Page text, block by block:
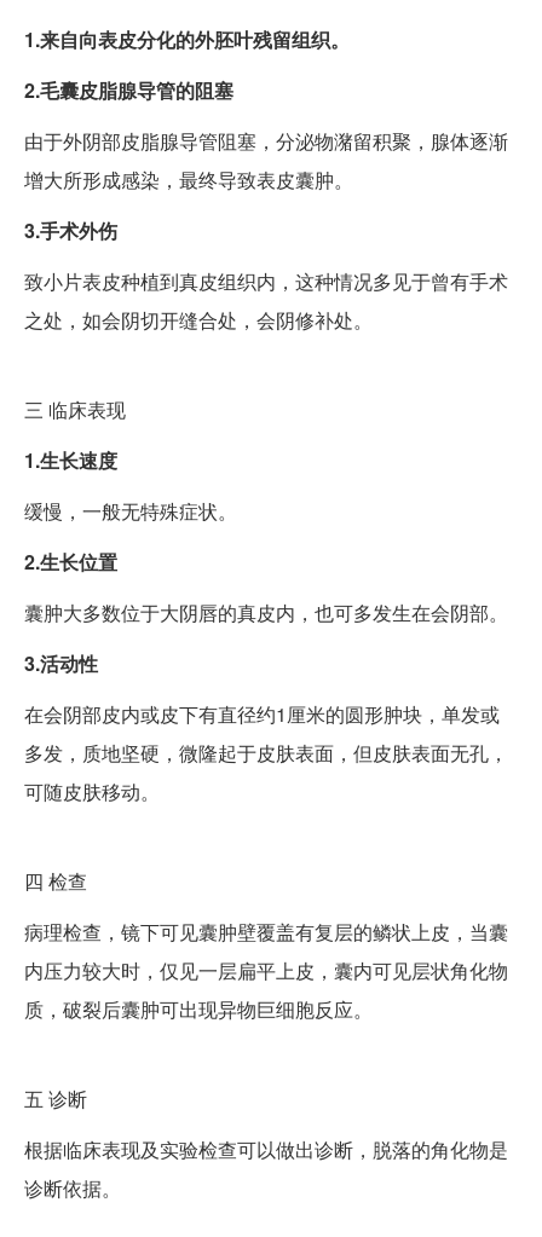
1.来自向表皮分化的外胚叶残留组织。
2.毛囊皮脂腺导管的阻塞
由于外阴部皮脂腺导管阻塞，分泌物潴留积聚，腺体逐渐
增大所形成感染，最终导致表皮囊肿。
3.手术外伤
致小片表皮种植到真皮组织内，这种情况多见于曾有手术
之处，如会阴切开缝合处，会阴修补处。
三 临床表现
1.生长速度
缓慢，一般无特殊症状。
2.生长位置
囊肿大多数位于大阴唇的真皮内，也可多发生在会阴部。
3.活动性
在会阴部皮内或皮下有直径约1厘米的圆形肿块，单发或
多发，质地坚硬，微隆起于皮肤表面，但皮肤表面无孔，
可随皮肤移动。
四 检查
病理检查，镜下可见囊肿壁覆盖有复层的鳞状上皮，当囊
内压力较大时，仅见一层扁平上皮，囊内可见层状角化物
质，破裂后囊肿可出现异物巨细胞反应。
五 诊断
根据临床表现及实验检查可以做出诊断，脱落的角化物是
诊断依据。